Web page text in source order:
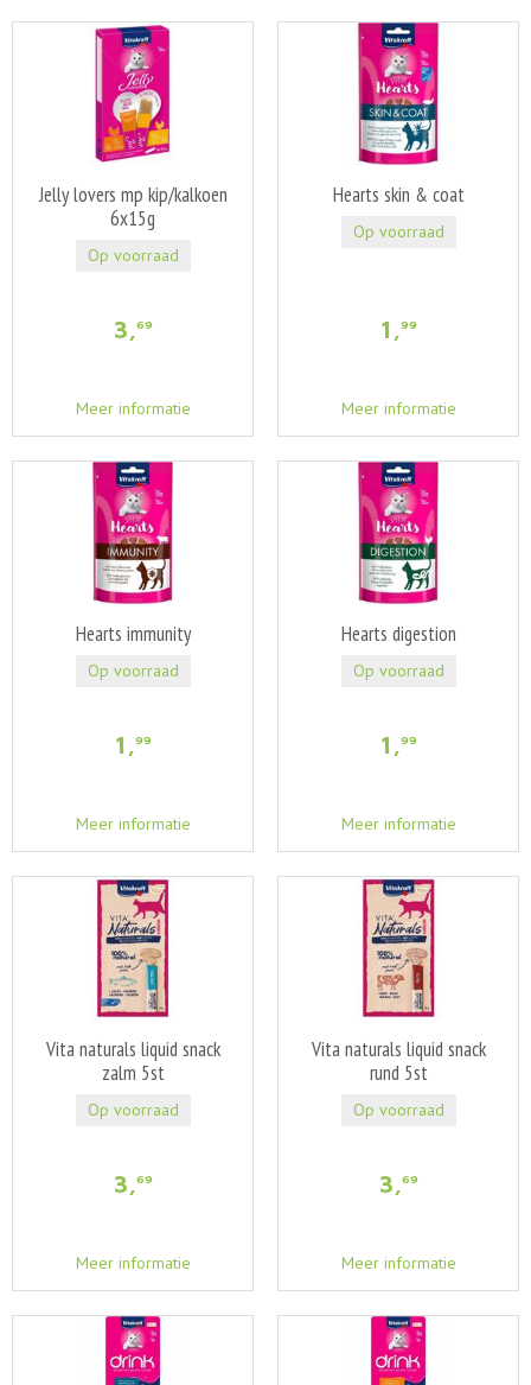
Jelly lovers mp kip/kalkoen
6x15g
3,69
Meer informatie
Op voorraad
Hearts skin & coat
1 ,99
Meer informatie
Op voorraad
Hearts immunity
1 ,99
Meer informatie
Op voorraad
Hearts digestion
1 ,99
Meer informatie
Op voorraad
Vita naturals liquid snack
zalm 5st
3,69
Meer informatie
Op voorraad
Vita naturals liquid snack
rund 5st
3,69
Meer informatie
Op voorraad